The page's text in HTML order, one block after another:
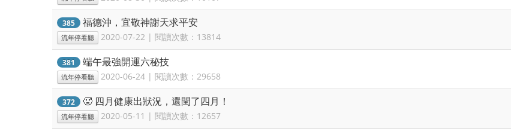
385 福德沖，宜敬神謝天求平安
流年停看聽 2020-07-22 | 閱讀次數：13814
381 端午最強開運六秘技
流年停看聽 2020-06-24 | 閱讀次數：29658
372 🥵 四月健康出狀況，還閏了四月！
流年停看聽 2020-05-11 | 閱讀次數：12657